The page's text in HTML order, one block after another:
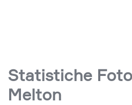
Statistiche
Melton